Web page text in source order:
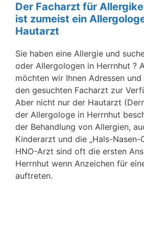
Der Facharzt für
ist zumeist ein
Hautarzt
Sie haben eine Allergie und
oder Allergologen in Herrnhut ?
möchten wir Ihnen Adressen
den gesuchten Facharzt zur
Aber nicht nur der Hautarzt
der Allergologe in Herrnhut
der Behandlung von Allergien,
Kinderarzt und die „Hals-Nasen-
HNO-Arzt sind oft die ersten
Herrnhut wenn Anzeichen für
auftreten.